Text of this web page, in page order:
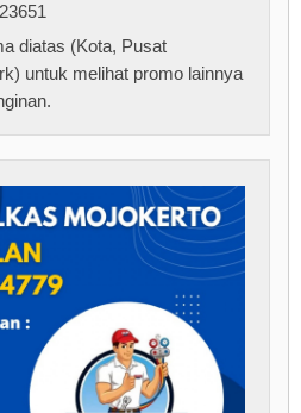
diatas (Kota, Pusat
untuk melihat promo lainnya